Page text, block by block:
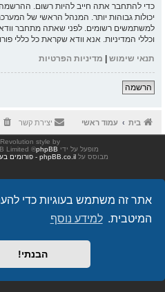
אתר זה משתמש בעוגיות כדי
המיטבית. למידע נוסף
הבנתי!
כדי להתחבר אתה חייב להיות רשום.
יכולות גבוהות יותר. המנהל הראשי של
למשתמשים רשומים. לפני שאתה מתחבר
וכללי המדיניות. אנא וודא שקראת כל כללי
תנאי שימוש | מדיניות הפרטיות
הרשמה
בית עמוד ראשי יצירת קשר
Revolution style by
מופעל על ידי phpBB
® Forum Software © phpBB Limited
מבוסס על phpBB.co.il - פורומים בעברית